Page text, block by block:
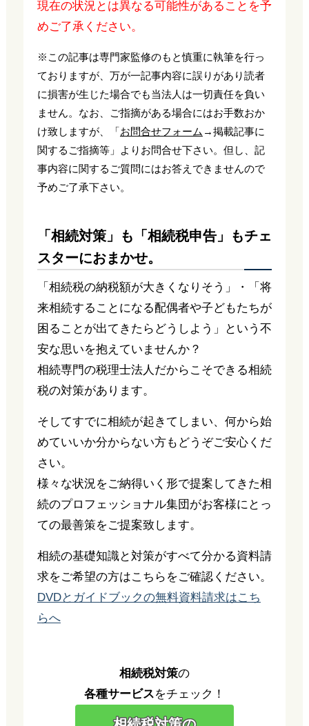
現在の状況とは異なる可能性があることを予
めご了承ください。
※この記事は専門家監修のもと慎重に執筆を行っ
ておりますが、万が一記事内容に誤りがあり読者
に損害が生じた場合でも当法人は一切責任を負い
ません。なお、ご指摘がある場合にはお手数おか
け致しますが、「お問合せフォーム →掲載記事に
関するご指摘等」よりお問合せ下さい。但し、記
事内容に関するご質問にはお答えできませんので
予めご了承下さい。
「相続対策」も「相続税申告」もチェ
スターにおまかせ。
「相続税の納税額が大きくなりそう」・「将
来相続することになる配偶者や子どもたちが
困ることが出てきたらどうしよう」という不
安な思いを抱えていませんか？
相続専門の税理士法人だからこそできる相続
税の対策があります。
そしてすでに相続が起きてしまい、何から始
めていいか分からない方もどうぞご安心くだ
さい。
様々な状況をご納得いく形で提案してきた相
続のプロフェッショナル集団がお客様にとっ
ての最善策をご提案致します。
相続の基礎知識と対策がすべて分かる資料請
求をご希望の方はこちらをご確認ください。
DVDとガイドブックの無料資料請求はこち
らへ
相続税対策の
各種サービスをチェック！